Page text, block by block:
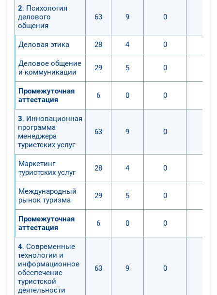
2. Психология
делового
общения
63 9 0
Деловая этика 28 4 0
Деловое общение
и коммуникации
29 5 0
Промежуточная
аттестация
6 0 0
3. Инновационная
программа
менеджера
туристских услуг
63 9 0
Маркетинг
туристских услуг
28 4 0
Международный
рынок туризма
29 5 0
Промежуточная
аттестация
6 0 0
4. Современные
технологии и
информационное
обеспечение
туристской
деятельности
63 9 0